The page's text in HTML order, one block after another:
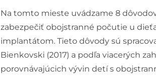
Na tomto mieste uvádzame 8
zabezpečiť obojstranné počutie u
implantátom. Tieto dôvody sú
Bienkovski (2017) a podľa viacerých
porovnávajúcich vývin detí s